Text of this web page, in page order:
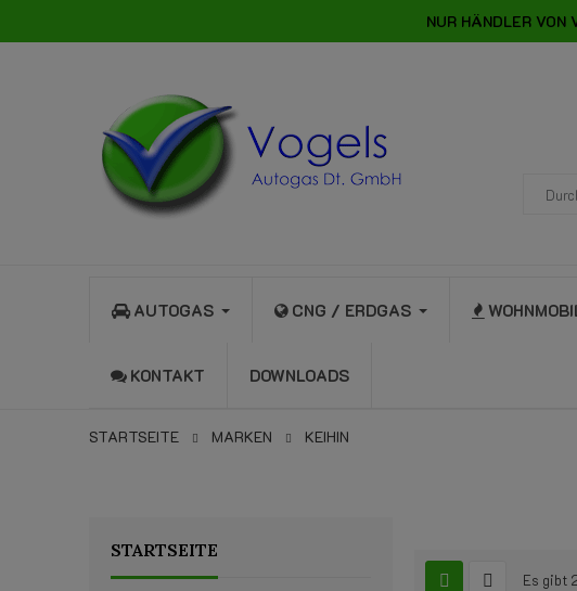
NUR HÄNDLER VON
AUTOGAS CNG / ERDGAS
KONTAKT DOWNLOADS
STARTSEITE MARKEN KEIHIN
STARTSEITE
Es gibt